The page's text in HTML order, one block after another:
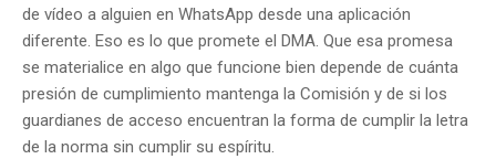
de vídeo a alguien en WhatsApp desde una aplicación
diferente. Eso es lo que promete el DMA. Que esa promesa
se materialice en algo que funcione bien depende de cuánta
presión de cumplimiento mantenga la Comisión y de si los
guardianes de acceso encuentran la forma de cumplir la letra
de la norma sin cumplir su espíritu.